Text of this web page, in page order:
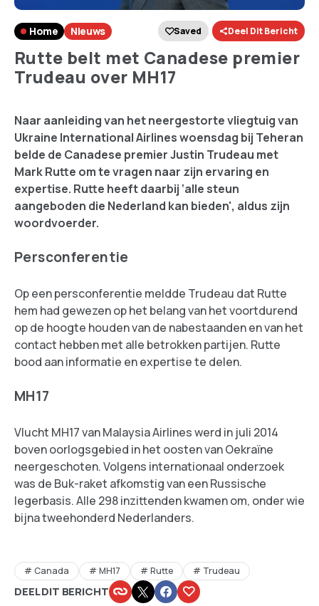
Home Nieuws Saved Deel Dit Bericht
Rutte belt met Canadese premier
Trudeau over MH17
Naar aanleiding van het neergestorte vliegtuig van
Ukraine International Airlines woensdag bij Teheran
belde de Canadese premier Justin Trudeau met
Mark Rutte om te vragen naar zijn ervaring en
expertise. Rutte heeft daarbij ‘alle steun
aangeboden die Nederland kan bieden', aldus zijn
woordvoerder.
Persconferentie
Op een persconferentie meldde Trudeau dat Rutte
hem had gewezen op het belang van het voortdurend
op de hoogte houden van de nabestaanden en van het
contact hebben met alle betrokken partijen. Rutte
bood aan informatie en expertise te delen.
MH17
Vlucht MH17 van Malaysia Airlines werd in juli 2014
boven oorlogsgebied in het oosten van Oekraïne
neergeschoten. Volgens internationaal onderzoek
was de Buk-raket afkomstig van een Russische
legerbasis. Alle 298 inzittenden kwamen om, onder wie
bijna tweehonderd Nederlanders.
Canada MH17 Rutte Trudeau
DEEL DIT BERICHT